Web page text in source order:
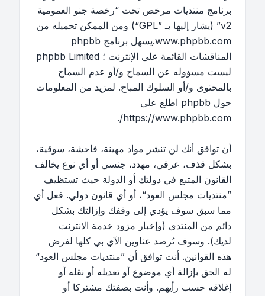
برنامج منتديات مرخص تحت “رخصة جنو العمومية
v2” (يشار إليها بـ ”GPL“) ومن الممكن تحميله من
www.phpbb.com
.يسهل برنامج phpbb
المناقشات القائمة على الإنترنت ؛ phpbb Limited
ليست مسؤوله عن السماح و/أو عدم السماح
بالمحتوى و/أو السلوك المباح. لمزيد من المعلومات
حول phpbb اطلع على
https://www.phpbb.com/
.
أن توافق أنك لن تنشر مواد مهينة، فاحشة، سوقية،
بشكل قذف، عرقي، مهدد، جنسي أو أي نوع يخالف
القانون المتبع في دولتك أو الدولة حيث تستظيف
”منتديات مجلس العود“، أو أي قانون دولي. فعل أي
مما سبق سوف يؤدي إلى وقفك وإزالتك بشكل
دائم من المنتدى (وإخبار مزود خدمة الانترنت
لديك). وسوف تُرصد عناوين الآي بي كلها لفرض
هذه القوانين. أنت توافق أن ”منتديات مجلس العود“
له الحق بإزالة أي موضوع أو تعديله أو نقله أو
إغلاقه حسب رأيهم. وأنت بصفتك مشتركا أو